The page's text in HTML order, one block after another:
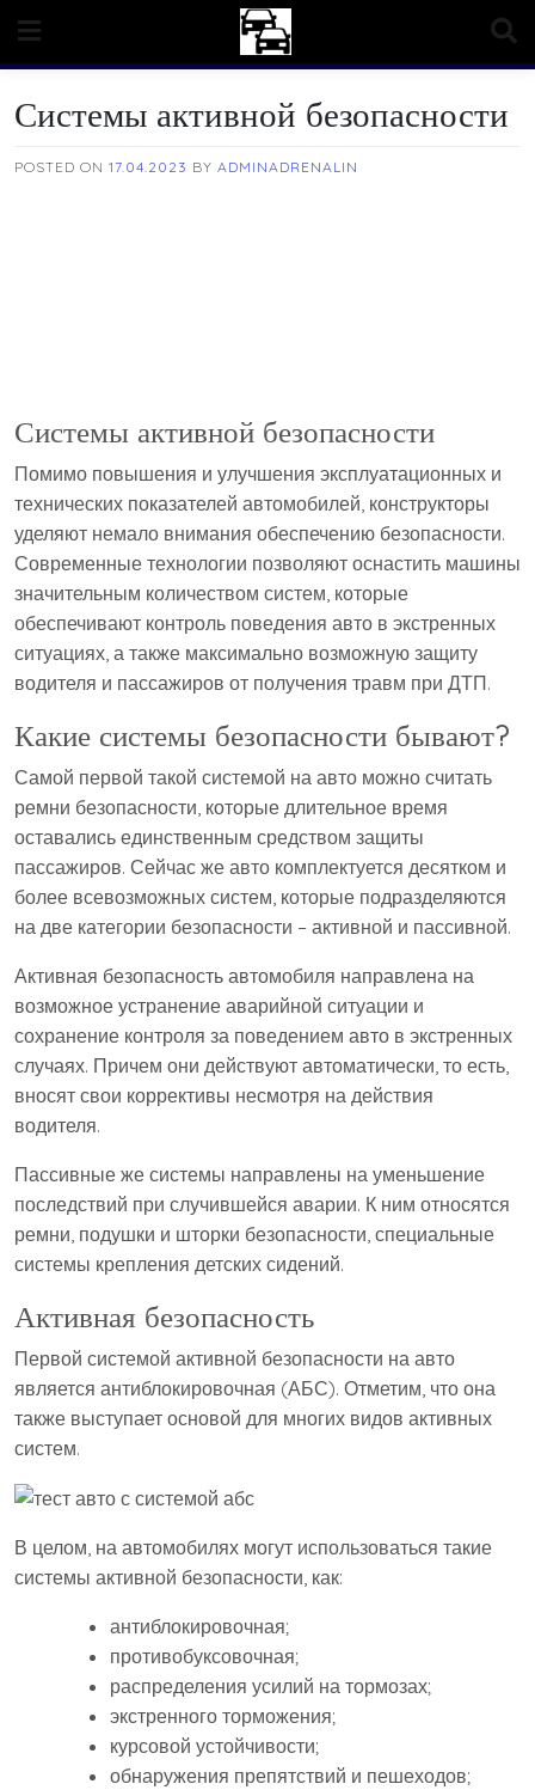
content
Системы активной безопасности
POSTED ON 17.04.2023 BY ADMINADRENALIN
Системы активной безопасности
Помимо повышения и улучшения эксплуатационных и
технических показателей автомобилей, конструкторы
уделяют немало внимания обеспечению безопасности.
Современные технологии позволяют оснастить машины
значительным количеством систем, которые
обеспечивают контроль поведения авто в экстренных
ситуациях, а также максимально возможную защиту
водителя и пассажиров от получения травм при ДТП.
Какие системы безопасности бывают?
Самой первой такой системой на авто можно считать
ремни безопасности, которые длительное время
оставались единственным средством защиты
пассажиров. Сейчас же авто комплектуется десятком и
более всевозможных систем, которые подразделяются
на две категории безопасности – активной и пассивной.
Активная безопасность автомобиля направлена на
возможное устранение аварийной ситуации и
сохранение контроля за поведением авто в экстренных
случаях. Причем они действуют автоматически, то есть,
вносят свои коррективы несмотря на действия
водителя.
Пассивные же системы направлены на уменьшение
последствий при случившейся аварии. К ним относятся
ремни, подушки и шторки безопасности, специальные
системы крепления детских сидений.
Активная безопасность
Первой системой активной безопасности на авто
является антиблокировочная (АБС). Отметим, что она
также выступает основой для многих видов активных
систем.
В целом, на автомобилях могут использоваться такие
системы активной безопасности, как:
антиблокировочная;
противобуксовочная;
распределения усилий на тормозах;
экстренного торможения;
курсовой устойчивости;
обнаружения препятствий и пешеходов;